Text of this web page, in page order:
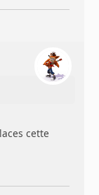
cette